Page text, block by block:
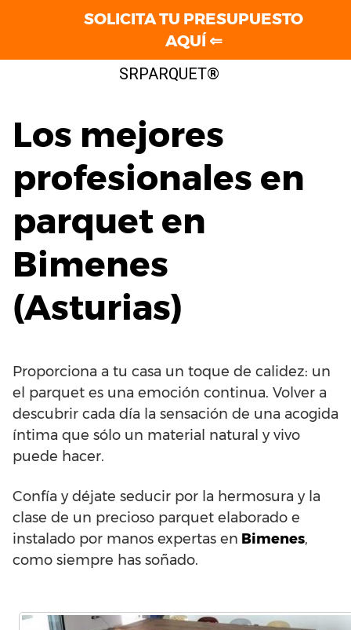
SRPARQUET®
Los mejores
profesionales en
parquet en
Bimenes
(Asturias)
Proporciona a tu casa un toque de calidez: un
el parquet es una emoción continua. Volver a
descubrir cada día la sensación de una acogida
íntima que sólo un material natural y vivo
puede hacer.
Confía y déjate seducir por la hermosura y la
clase de un precioso parquet elaborado e
instalado por manos expertas en Bimenes,
como siempre has soñado.
SOLICITA TU PRESUPUESTO
AQUÍ ⇐